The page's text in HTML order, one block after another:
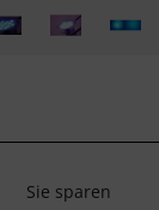
Sie sparen